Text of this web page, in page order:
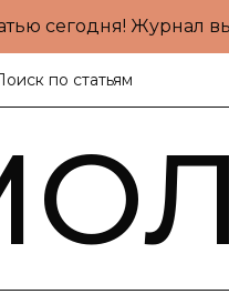
сегодня! Журнал